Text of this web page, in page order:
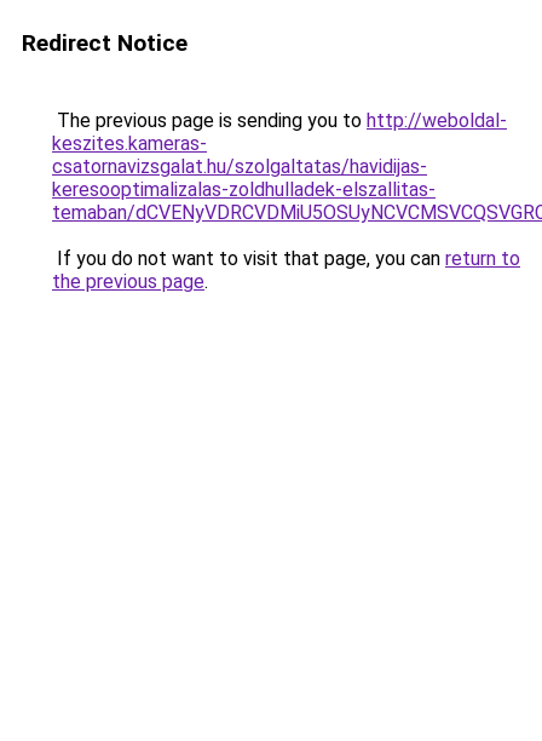
Redirect Notice
The previous page is sending you to http://weboldal-
keszites.kameras-
csatornavizsgalat.hu/szolgaltatas/havidijas-
keresooptimalizalas-zoldhulladek-elszallitas-
temaban/
If you do not want to visit that page, you can return to
the previous page.